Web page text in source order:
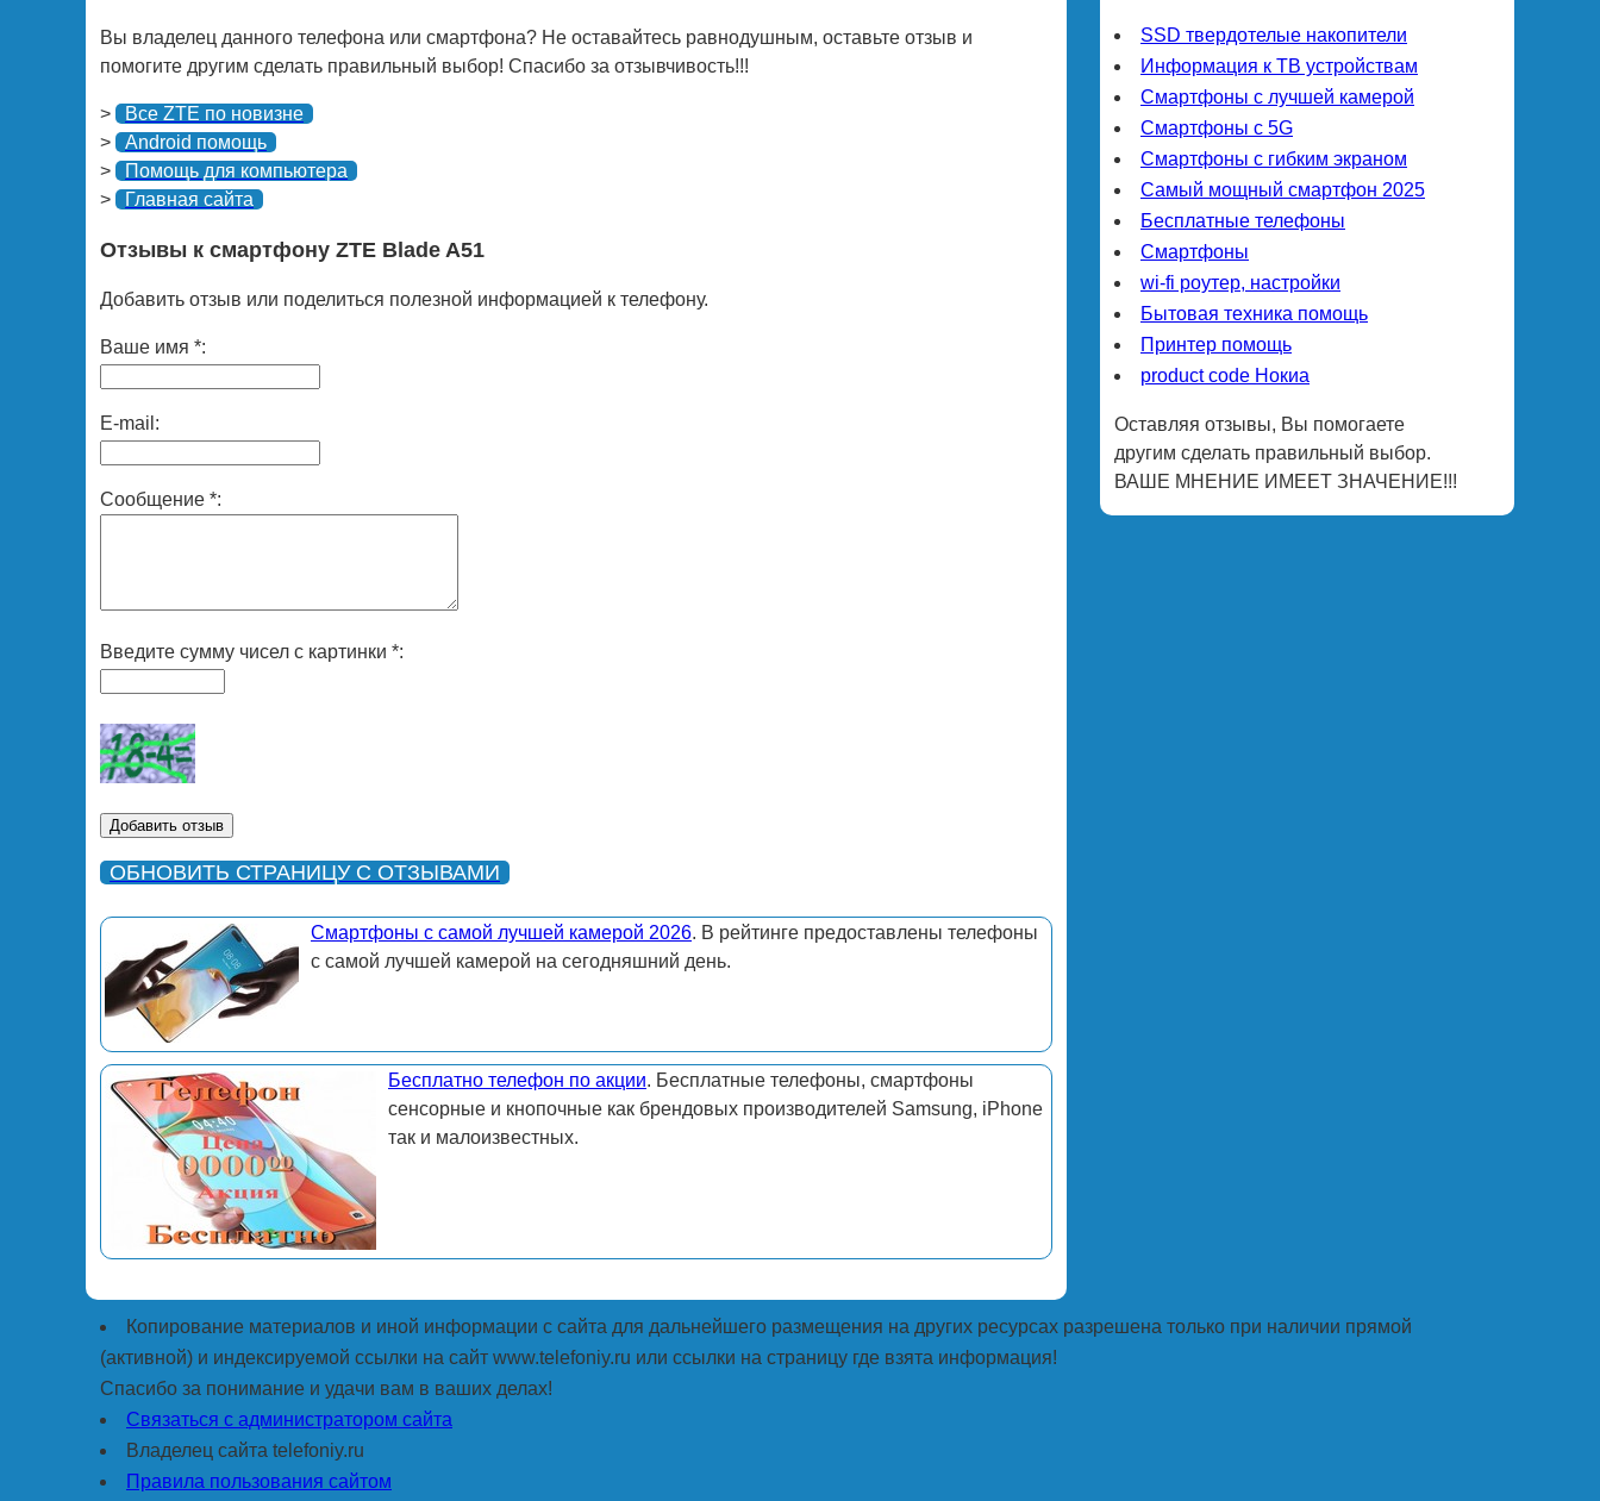
Вы владелец данного телефона или смартфона? Не оставайтесь равнодушным, оставьте отзыв и
помогите другим сделать правильный выбор! Спасибо за отзывчивость!!!
>
Все ZTE по новизне
>
Android помощь
>
Помощь для компьютера
>
Главная сайта
Отзывы к смартфону ZTE Blade A51
Добавить отзыв или поделиться полезной информацией к телефону.
Ваше имя *:
E-mail:
Сообщение *:
Введите сумму чисел с картинки *:
ОБНОВИТЬ СТРАНИЦУ С ОТЗЫВАМИ
Смартфоны с самой лучшей камерой 2026. В рейтинге предоставлены телефоны
с самой лучшей камерой на сегодняшний день.
Бесплатно телефон по акции. Бесплатные телефоны, смартфоны
сенсорные и кнопочные как брендовых производителей Samsung, iPhone
так и малоизвестных.
SSD твердотелые накопители
Информация к ТВ устройствам
Смартфоны с лучшей камерой
Смартфоны с 5G
Смартфоны с гибким экраном
Самый мощный смартфон 2025
Бесплатные телефоны
Смартфоны
wi-fi роутер, настройки
Бытовая техника помощь
Принтер помощь
product code Нокиа
Оставляя отзывы, Вы помогаете
другим сделать правильный выбор.
ВАШЕ МНЕНИЕ ИМЕЕТ ЗНАЧЕНИЕ!!!
Копирование материалов и иной информации с сайта для дальнейшего размещения на других ресурсах разрешена только при наличии прямой
(активной) и индексируемой ссылки на сайт www.telefoniy.ru или ссылки на страницу где взята информация!
Спасибо за понимание и удачи вам в ваших делах!
Связаться с администратором сайта
Владелец сайта telefoniy.ru
Правила пользования сайтом